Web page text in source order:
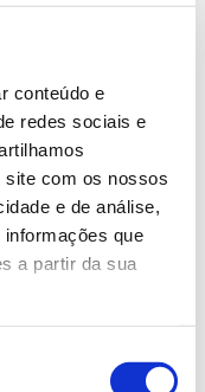
conteúdo e
redes sociais e
site com os nossos
e de análise,
que
a partir da sua
inscrição (pelo
em risco: